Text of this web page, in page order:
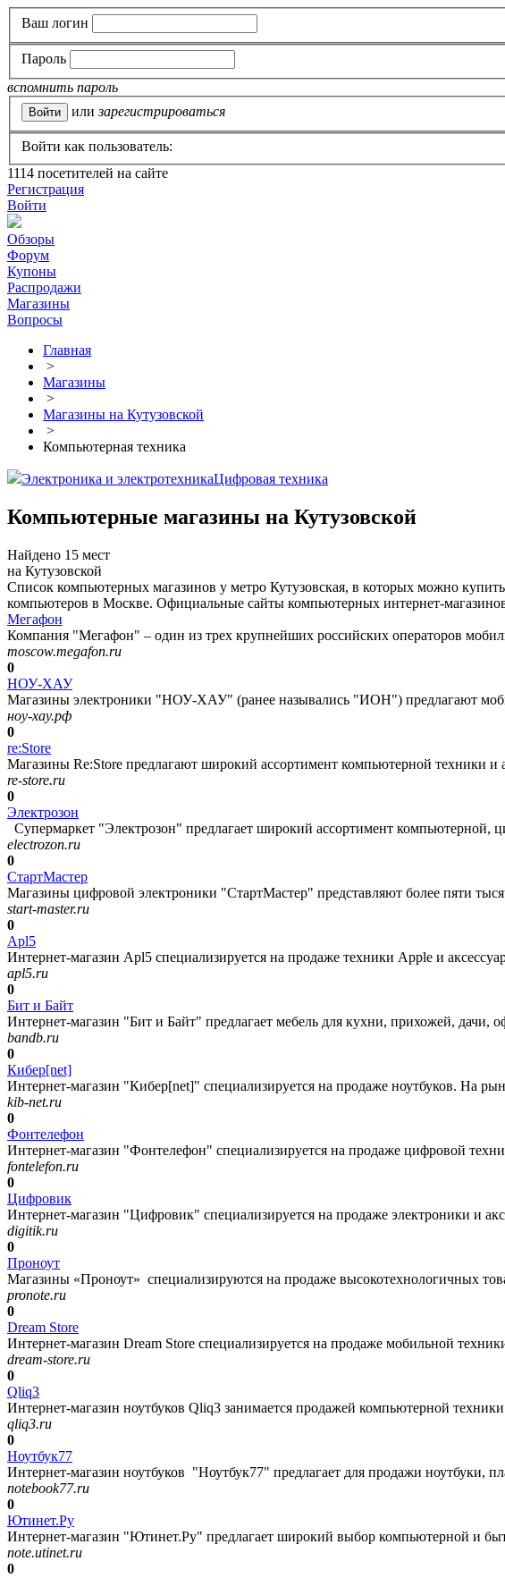
Ваш логин
Пароль
вспомнить пароль
или зарегистрироваться
Войти как пользователь:
1114 посетителей на сайте
Регистрация
Войти
Обзоры
Форум
Купоны
Распродажи
Магазины
Вопросы
Главная
>
Магазины
>
Магазины на Кутузовской
>
Компьютерная техника
Электроника и электротехникаЦифровая техника
Компьютерные магазины на Кутузовской
Найдено 15 мест
на Кутузовской
Список компьютерных магазинов у метро Кутузовская, в которых можно
компьютеров в Москве. Официальные сайты компьютерных интернет-
Мегафон
Компания "Мегафон" – один из трех крупнейших российских операторов
moscow.megafon.ru
0
НОУ-ХАУ
Магазины электроники "НОУ-ХАУ" (ранее назывались "ИОН") предлагают
ноу-хау.рф
0
re:Store
Магазины Re:Store предлагают широкий ассортимент компьютерной техники и
re-store.ru
0
Электрозон
Супермаркет "Электрозон" предлагает широкий ассортимент компьютерной,
electrozon.ru
0
СтартМастер
Магазины цифровой электроники "СтартМастер" представляют более пяти
start-master.ru
0
Apl5
Интернет-магазин Apl5 специализируется на продаже техники Apple и
apl5.ru
0
Бит и Байт
Интернет-магазин "Бит и Байт" предлагает мебель для кухни, прихожей, дачи,
bandb.ru
0
Кибер[net]
Интернет-магазин "Кибер[net]" специализируется на продаже ноутбуков. На
kib-net.ru
0
Фонтелефон
Интернет-магазин "Фонтелефон" специализируется на продаже цифровой
fontelefon.ru
0
Цифровик
Интернет-магазин "Цифровик" специализируется на продаже электроники и
digitik.ru
0
Проноут
Магазины «Проноут» специализируются на продаже высокотехнологичных
pronote.ru
0
Dream Store
Интернет-магазин Dream Store специализируется на продаже мобильной
dream-store.ru
0
Qliq3
Интернет-магазин ноутбуков Qliq3 занимается продажей компьютерной
qliq3.ru
0
Ноутбук77
Интернет-магазин ноутбуков "Ноутбук77" предлагает для продажи ноутбуки,
notebook77.ru
0
Ютинет.Ру
Интернет-магазин "Ютинет.Ру" предлагает широкий выбор компьютерной и
note.utinet.ru
0